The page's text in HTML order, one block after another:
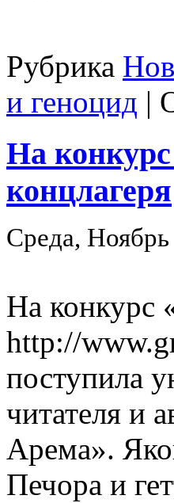
Рубрика
и геноцид |
На
концлагеря
Среда,
На конкурс
http://
поступила
читателя и
Арема».
Печора и